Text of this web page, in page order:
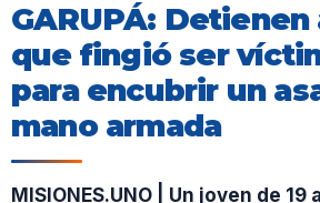
GARUPÁ:
que fingió ser
para encubrir un
mano armada
MISIONES.UNO | Un joven de 19